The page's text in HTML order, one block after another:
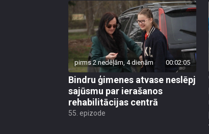
pirms 2 nedēļām, 4 dienām 00:02:05
Bindru ģimenes atvase neslēpj
sajūsmu par ierašanos
rehabilitācijas centrā
55. epizode